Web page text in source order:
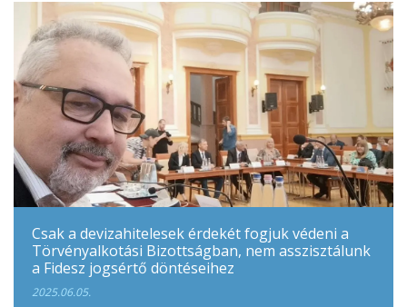
Csak a devizahitelesek érdekét fogjuk védeni a
Törvényalkotási Bizottságban, nem asszisztálunk
a Fidesz jogsértő döntéseihez
2025.06.05.